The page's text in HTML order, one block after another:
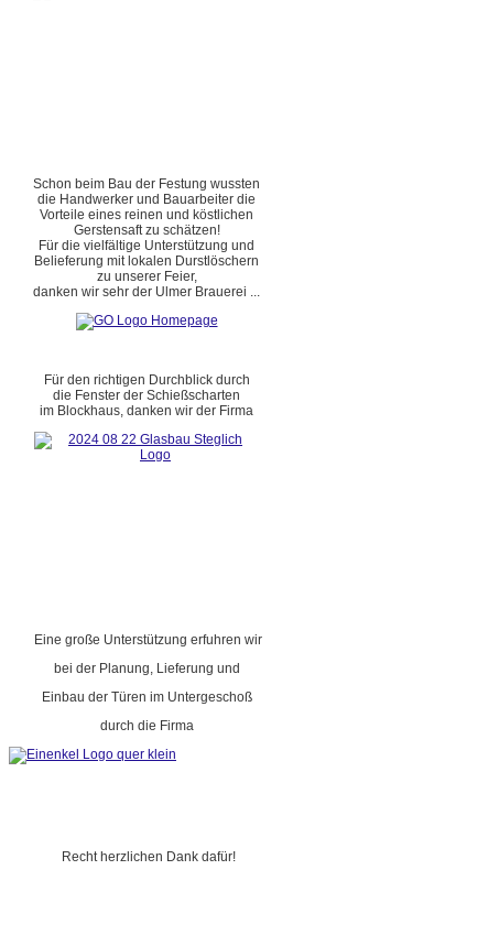
Schon beim Bau der Festung wussten
die Handwerker und Bauarbeiter die
Vorteile eines reinen und köstlichen
Gerstensaft zu schätzen!
Für die vielfältige Unterstützung und
Belieferung mit lokalen Durstlöschern
zu unserer Feier,
danken wir sehr der Ulmer Brauerei ...
Für den richtigen Durchblick durch
die Fenster der Schießscharten
im Blockhaus, danken wir der Firma
Eine große Unterstützung erfuhren wir
bei der Planung, Lieferung und
Einbau der Türen im Untergeschoß
durch die Firma
Recht herzlichen Dank dafür!